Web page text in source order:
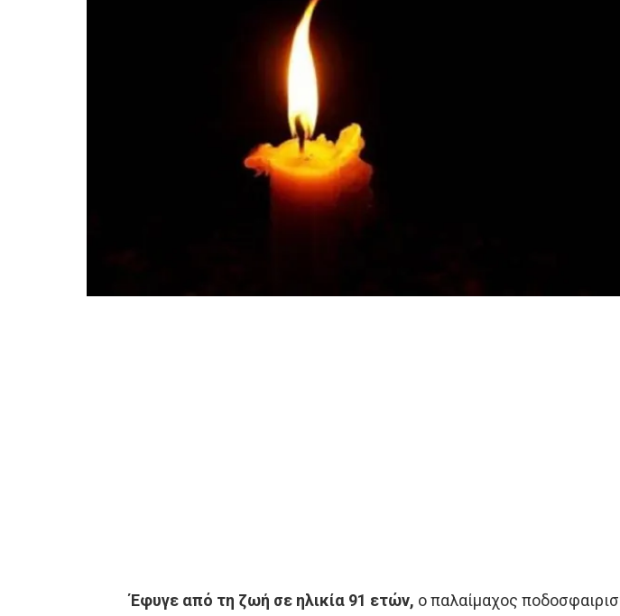
Έφυγε από τη ζωή σε ηλικία 91 ετών, ο παλαίμαχος